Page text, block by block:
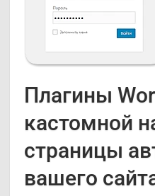
Плагины
кастомной
страницы
вашего